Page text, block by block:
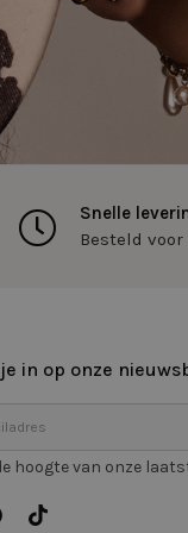
Snelle
Besteld
in op onze
hoogte van onze
en helpt
te
voor
om de klant
van de